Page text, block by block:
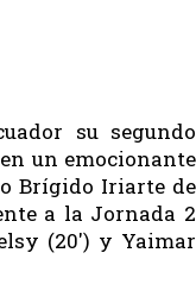
su segundo
un emocionante
Brígido Iriarte de
a la Jornada 2
(20′) y Yaimar